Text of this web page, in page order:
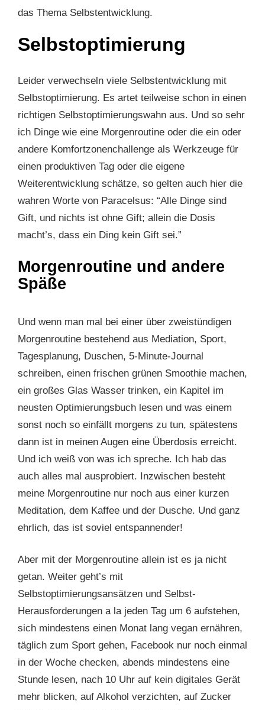
das Thema Selbstentwicklung.
Selbstoptimierung
Leider verwechseln viele Selbstentwicklung mit
Selbstoptimierung. Es artet teilweise schon in einen
richtigen Selbstoptimierungswahn aus. Und so sehr
ich Dinge wie eine Morgenroutine oder die ein oder
andere Komfortzonenchallenge als Werkzeuge für
einen produktiven Tag oder die eigene
Weiterentwicklung schätze, so gelten auch hier die
wahren Worte von Paracelsus: “Alle Dinge sind
Gift, und nichts ist ohne Gift; allein die Dosis
macht’s, dass ein Ding kein Gift sei.”
Morgenroutine und andere
Späße
Und wenn man mal bei einer über zweistündigen
Morgenroutine bestehend aus Mediation, Sport,
Tagesplanung, Duschen, 5-Minute-Journal
schreiben, einen frischen grünen Smoothie machen,
ein großes Glas Wasser trinken, ein Kapitel im
neusten Optimierungsbuch lesen und was einem
sonst noch so einfällt morgens zu tun, spätestens
dann ist in meinen Augen eine Überdosis erreicht.
Und ich weiß von was ich spreche. Ich hab das
auch alles mal ausprobiert. Inzwischen besteht
meine Morgenroutine nur noch aus einer kurzen
Meditation, dem Kaffee und der Dusche. Und ganz
ehrlich, das ist soviel entspannender!
Aber mit der Morgenroutine allein ist es ja nicht
getan. Weiter geht’s mit
Selbstoptimierungsansätzen und Selbst-
Herausforderungen a la jeden Tag um 6 aufstehen,
sich mindestens einen Monat lang vegan ernähren,
täglich zum Sport gehen, Facebook nur noch einmal
in der Woche checken, abends mindestens eine
Stunde lesen, nach 10 Uhr auf kein digitales Gerät
mehr blicken, auf Alkohol verzichten, auf Zucker